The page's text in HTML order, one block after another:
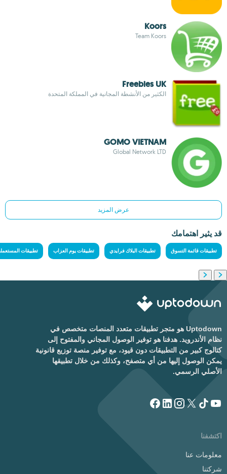
Koors
Team Koors
Freebies UK
الكثير من الأنشطة المجانية في المملكة المتحدة
GOMO VIETNAM
Global Network LTD
عرض المزيد
قد يثير اهتمامك
تطبيقات قائمة التسوق تطبيقات البلاك فرايدي تطبيقات يوم العزاب تطبيقات
Uptodown هو متجر تطبيقات متعدد المنصات متخصص في
نظام الأندرويد. هدفنا هو توفير الوصول المجاني والمفتوح إلى
كتالوج كبير من التطبيقات دون قيود، مع توفير منصة توزيع قانونية
يمكن الوصول إليها من أي متصفح، وكذلك من خلال تطبيقها
الأصلي الرسمي.
اكتشفنا
معلومات عنا
شركتنا